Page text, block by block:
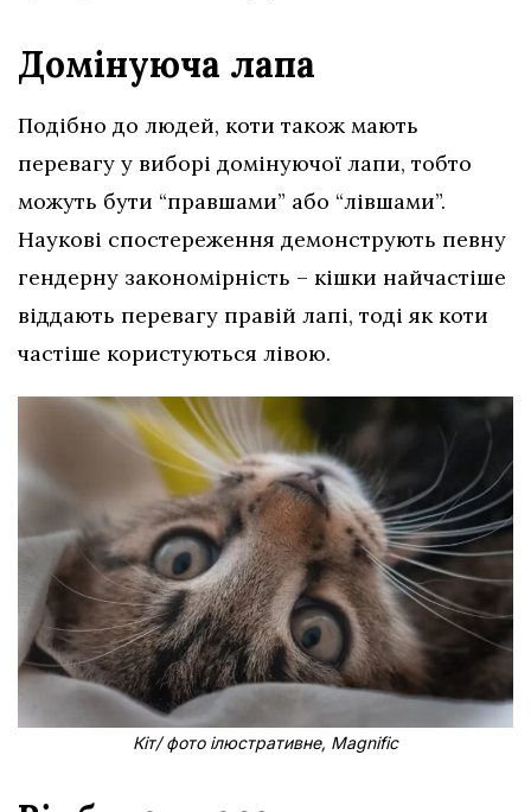
Домінуюча лапа
Подібно до людей, коти також мають
перевагу у виборі домінуючої лапи, тобто
можуть бути “правшами” або “лівшами”.
Наукові спостереження демонструють певну
гендерну закономірність – кішки найчастіше
віддають перевагу правій лапі, тоді як коти
частіше користуються лівою.
Кіт/ фото ілюстративне, Magnific